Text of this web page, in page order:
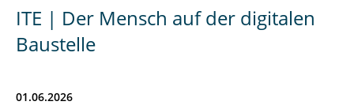
ITE | Der Mensch auf der digitalen
Baustelle
01.06.2026